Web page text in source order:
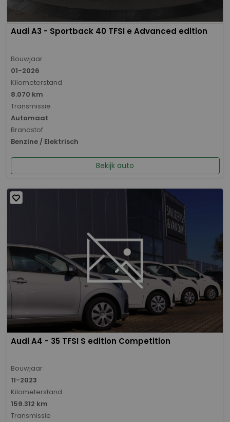
Audi A3 - Sportback 40 TFSI e Advanced edition
Bouwjaar
01-2026
Kilometerstand
8.070 km
Transmissie
Automaat
Brandstof
Benzine / Elektrisch
Bekijk auto
Audi A4 - 35 TFSI S edition Competition
Bouwjaar
11-2023
Kilometerstand
159.312 km
Transmissie